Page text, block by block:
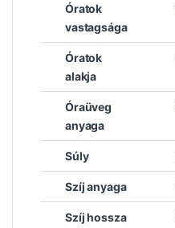
Óratok
vastagsága
Óratok
alakja
Óraüveg
anyaga
Súly
Szíj anyaga
Szíj hossza